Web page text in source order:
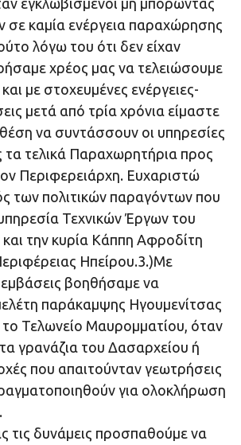
καμία ενέργεια παραχώρησης
λόγω του ότι δεν είχαν
χρέος μας να τελειώσουμε
με στοχευμένες ενέργειες-
μετά από τρία χρόνια είμαστε
να συντάσσουν οι υπηρεσίες
τα τελικά Παραχωρητήρια προς
Περιφερειάρχη. Ευχαριστώ
των πολιτικών παραγόντων που
Τεχνικών Έργων του
την κυρία Κάππη Αφροδίτη
Ηπείρου.3.)Με
βοηθήσαμε να
παράκαμψης Ηγουμενίτσας
το Τελωνείο Μαυρομματίου, όταν
γρανάζια του Δασαρχείου ή
που απαιτούνταν γεωτρήσεις
για ολοκλήρωση
τις δυνάμεις προσπαθούμε να